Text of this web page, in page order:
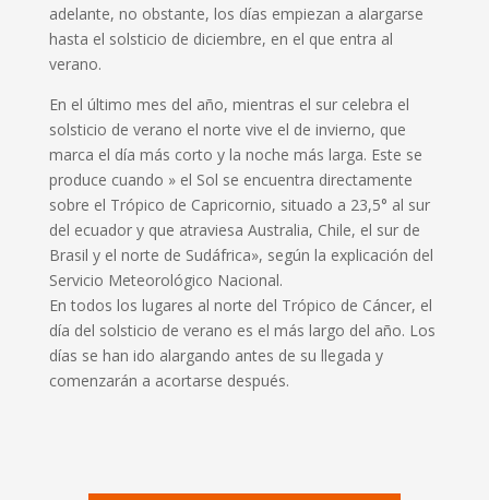
adelante, no obstante, los días empiezan a alargarse
hasta el solsticio de diciembre, en el que entra al
verano.
En el último mes del año, mientras el sur celebra el
solsticio de verano el norte vive el de invierno, que
marca el día más corto y la noche más larga. Este se
produce cuando » el Sol se encuentra directamente
sobre el Trópico de Capricornio, situado a 23,5° al sur
del ecuador y que atraviesa Australia, Chile, el sur de
Brasil y el norte de Sudáfrica», según la explicación del
Servicio Meteorológico Nacional.
En todos los lugares al norte del Trópico de Cáncer, el
día del solsticio de verano es el más largo del año. Los
días se han ido alargando antes de su llegada y
comenzarán a acortarse después.